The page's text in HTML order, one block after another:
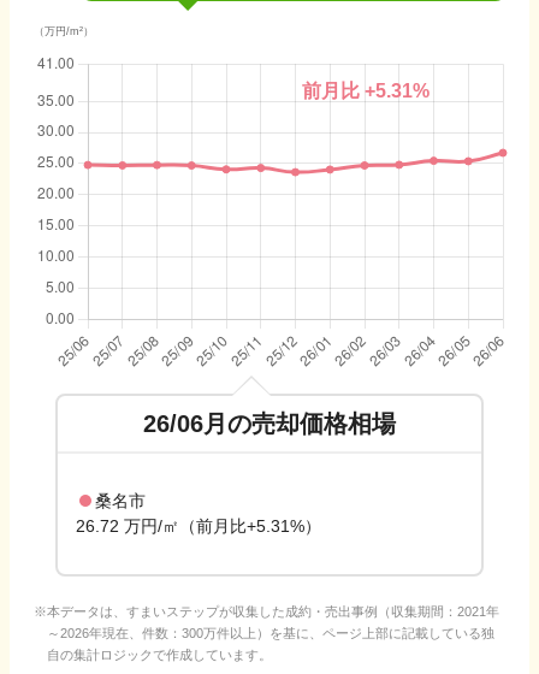
（万円/m²）
前月比+5.31%
26/06月の売却価格相場
桑名市
26.72 万円/㎡（前月比+5.31%）
本データは、すまいステップが収集した成約・売出事例（収集期間：2021年
～2026年現在、件数：300万件以上）を基に、ページ上部に記載している独
自の集計ロジックで作成しています。